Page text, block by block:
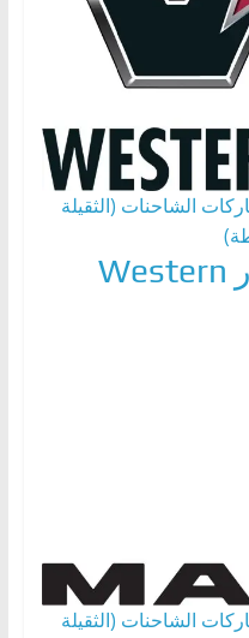
الشاحنات (الثقيلة
شعار ويسترن ستار Western
الشاحنات (الثقيلة